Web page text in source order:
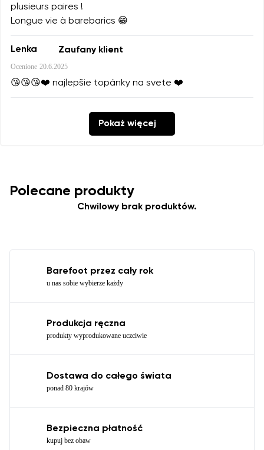
plusieurs paires !
Longue vie à barebarics 😁
Lenka Zaufany klient
Ocenione 20.6.2025
😘😘😘❤️ najlepšie topánky na svete ❤️
Pokaż więcej
Polecane produkty
Chwilowy brak produktów.
Barefoot przez cały rok
u nas sobie wybierze każdy
Produkcja ręczna
produkty wyprodukowane uczciwie
Dostawa do całego świata
ponad 80 krajów
Bezpieczna płatność
kupuj bez obaw